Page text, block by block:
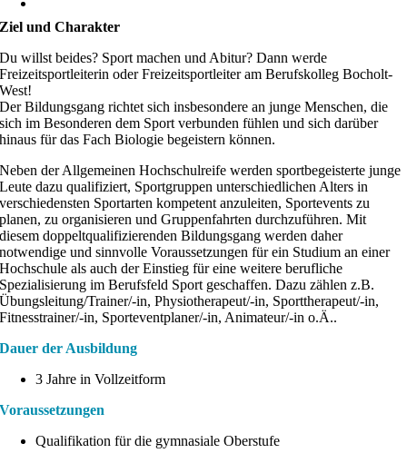
Ziel und Charakter
Du willst beides? Sport machen und Abitur? Dann werde
Freizeitsportleiterin oder Freizeitsportleiter am Berufskolleg Bocholt-
West!
Der Bildungsgang richtet sich insbesondere an junge Menschen, die
sich im Besonderen dem Sport verbunden fühlen und sich darüber
hinaus für das Fach Biologie begeistern können.
Neben der Allgemeinen Hochschulreife werden sportbegeisterte junge
Leute dazu qualifiziert, Sportgruppen unterschiedlichen Alters in
verschiedensten Sportarten kompetent anzuleiten, Sportevents zu
planen, zu organisieren und Gruppenfahrten durchzuführen. Mit
diesem doppeltqualifizierenden Bildungsgang werden daher
notwendige und sinnvolle Voraussetzungen für ein Studium an einer
Hochschule als auch der Einstieg für eine weitere berufliche
Spezialisierung im Berufsfeld Sport geschaffen. Dazu zählen z.B.
Übungsleitung/Trainer/-in, Physiotherapeut/-in, Sporttherapeut/-in,
Fitnesstrainer/-in, Sporteventplaner/-in, Animateur/-in o.Ä..
Dauer der Ausbildung
3 Jahre in Vollzeitform
Voraussetzungen
Qualifikation für die gymnasiale Oberstufe